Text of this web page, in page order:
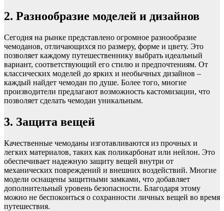
2. Разнообразие моделей и дизайнов
Сегодня на рынке представлено огромное разнообразие
чемоданов, отличающихся по размеру, форме и цвету. Это
позволяет каждому путешественнику выбрать идеальный
вариант, соответствующий его стилю и предпочтениям. От
классических моделей до ярких и необычных дизайнов –
каждый найдет чемодан по душе. Более того, многие
производители предлагают возможность кастомизации, что
позволяет сделать чемодан уникальным.
3. Защита вещей
Качественные чемоданы изготавливаются из прочных и
легких материалов, таких как поликарбонат или нейлон. Это
обеспечивает надежную защиту вещей внутри от
механических повреждений и внешних воздействий. Многие
модели оснащены защитными замками, что добавляет
дополнительный уровень безопасности. Благодаря этому
можно не беспокоиться о сохранности личных вещей во время
путешествия.